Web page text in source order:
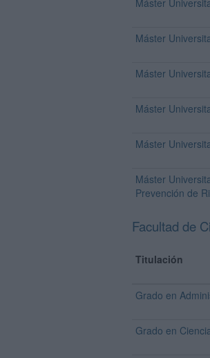
Máster
Máster
Máster
Máster
Máster
Máster
Prevención de
Facultad de
Titulación
Grado en
Grado en